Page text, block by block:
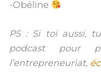
-Obéline
PS : Si toi aussi,
podcast pour
l’entrepreneuriat,